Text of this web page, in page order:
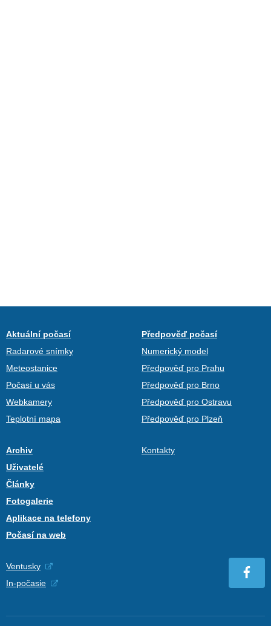
Aktuální počasí
Radarové snímky
Meteostanice
Počasí u vás
Webkamery
Teplotní mapa
Předpověď počasí
Numerický model
Předpověď pro Prahu
Předpověď pro Brno
Předpověď pro Ostravu
Předpověď pro Plzeň
Archiv
Uživatelé
Články
Fotogalerie
Aplikace na telefony
Počasí na web
Kontakty
Ventusky
In-počasie